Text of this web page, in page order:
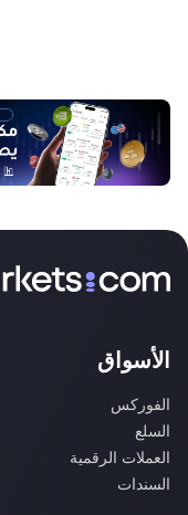
الأسواق
الفوركس
السلع
العملات الرقمية
السندات